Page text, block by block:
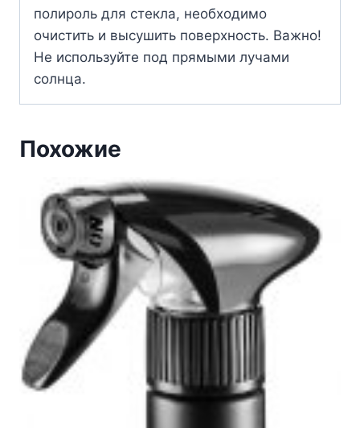
полироль для стекла, необходимо
очистить и высушить поверхность. Важно!
Не используйте под прямыми лучами
солнца.
Похожие